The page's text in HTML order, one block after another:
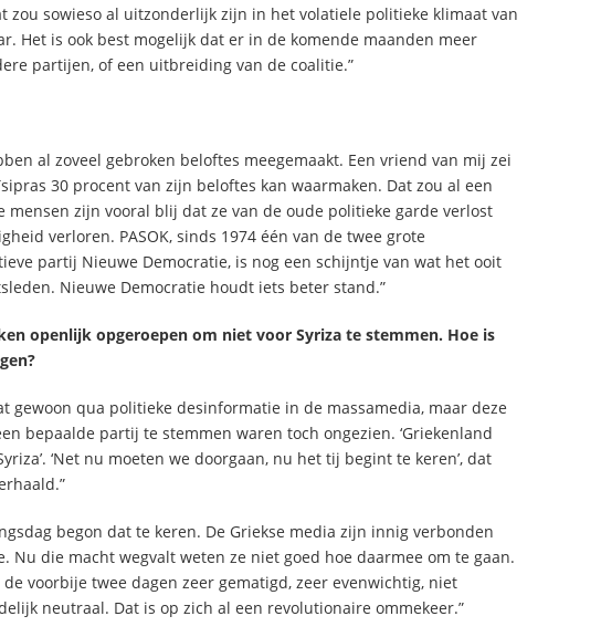
zou sowieso al uitzonderlijk zijn in het volatiele politieke klimaat van
Het is ook best mogelijk dat er in de komende maanden meer
partijen, of een uitbreiding van de coalitie.”
al zoveel gebroken beloftes meegemaakt. Een vriend van mij zei
30 procent van zijn beloftes kan waarmaken. Dat zou al een
zijn vooral blij dat ze van de oude politieke garde verlost
verloren. PASOK, sinds 1974 één van de twee grote
partij Nieuwe Democratie, is nog een schijntje van wat het ooit
Nieuwe Democratie houdt iets beter stand.”
openlijk opgeroepen om niet voor Syriza te stemmen. Hoe is
gewoon qua politieke desinformatie in de massamedia, maar deze
bepaalde partij te stemmen waren toch ongezien. ‘Griekenland
‘Net nu moeten we doorgaan, nu het tij begint te keren’, dat
begon dat te keren. De Griekse media zijn innig verbonden
Nu die macht wegvalt weten ze niet goed hoe daarmee om te gaan.
voorbije twee dagen zeer gematigd, zeer evenwichtig, niet
neutraal. Dat is op zich al een revolutionaire ommekeer.”